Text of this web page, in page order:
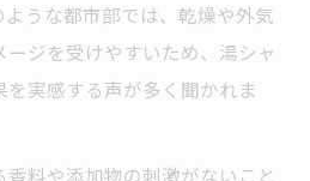
うな都市部では、乾燥や外気
ジを受けやすいため、湯シャ
実感する声が多く聞かれま
料や添加物の刺激がないこと